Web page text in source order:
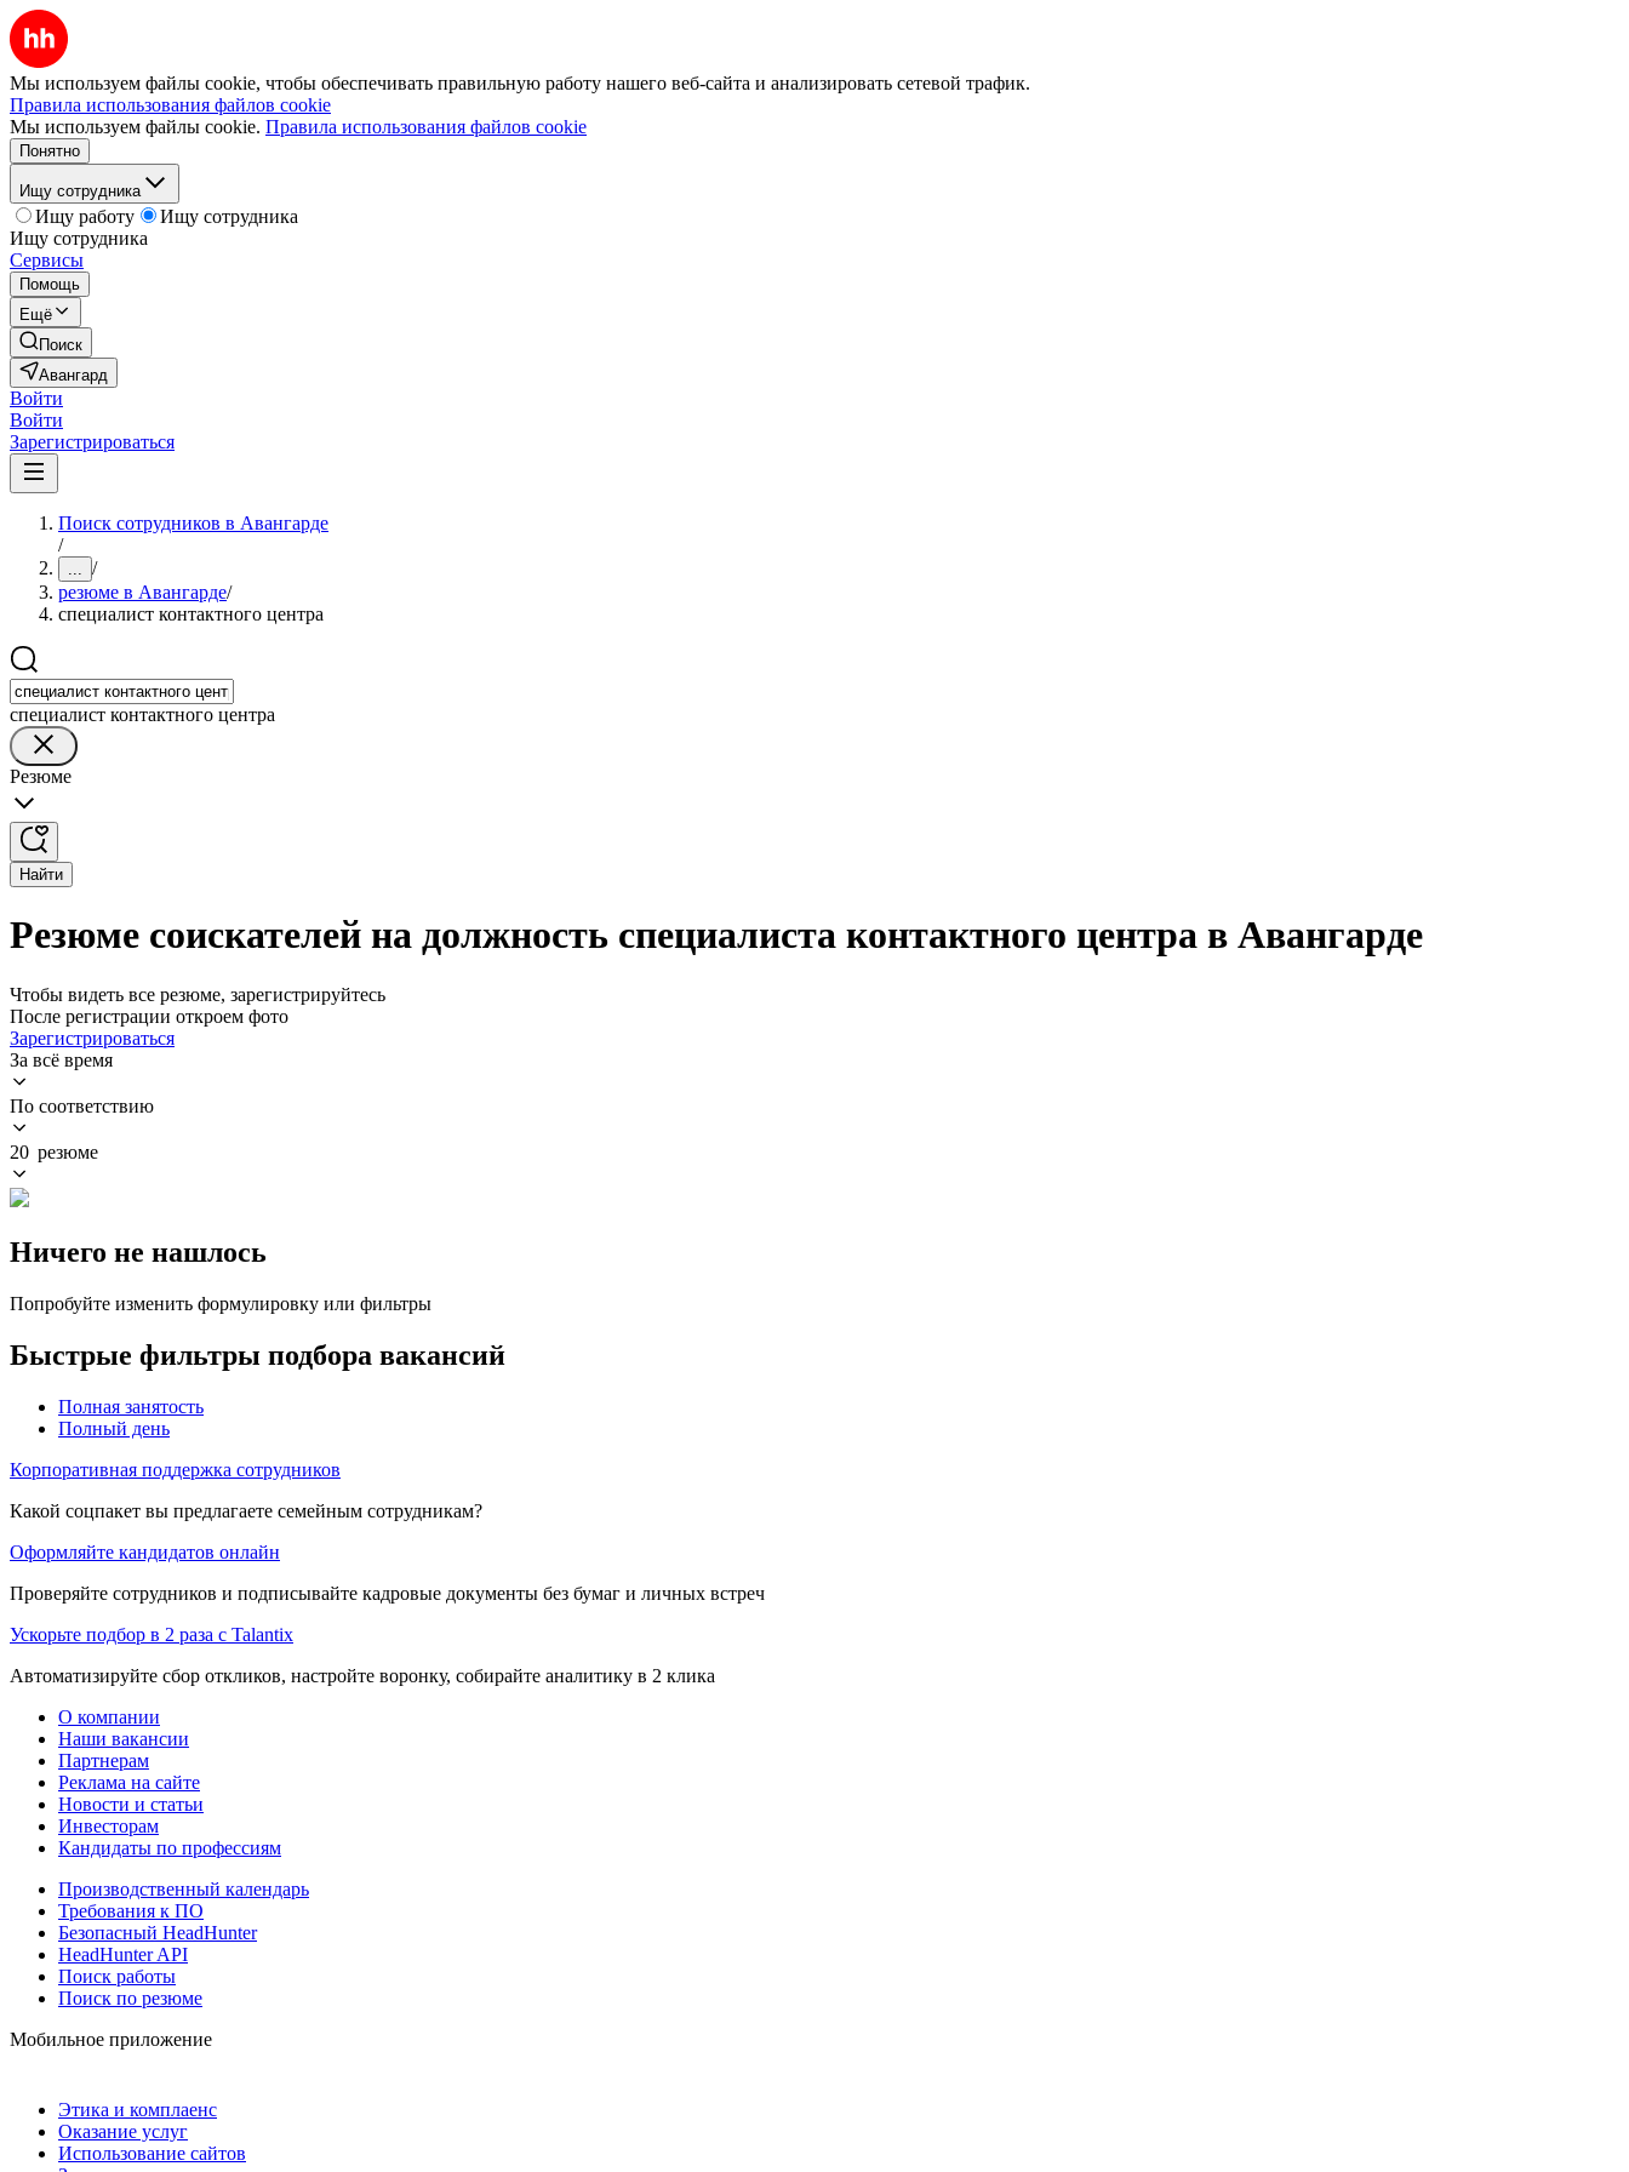
Мы используем файлы cookie, чтобы обеспечивать правильную работу нашего веб-сайта и анализировать сетевой трафик.
Правила использования файлов cookie
Мы используем файлы cookie. Правила использования файлов cookie
Понятно
Ищу сотрудника
Ищу работу
Ищу сотрудника
Ищу сотрудника
Сервисы
Помощь
Ещё
Поиск
Авангард
Войти
Войти
Зарегистрироваться
Поиск сотрудников в Авангарде
/
... /
резюме в Авангарде/
специалист контактного центра
специалист контактного центра
Резюме
Найти
Резюме соискателей на должность специалиста контактного центра в Авангарде
Чтобы видеть все резюме, зарегистрируйтесь
После регистрации откроем фото
Зарегистрироваться
За всё время
По соответствию
20 резюме
Ничего не нашлось
Попробуйте изменить формулировку или фильтры
Быстрые фильтры подбора вакансий
Полная занятость
Полный день
Корпоративная поддержка сотрудников
Какой соцпакет вы предлагаете семейным сотрудникам?
Оформляйте кандидатов онлайн
Проверяйте сотрудников и подписывайте кадровые документы без бумаг и личных встреч
Ускорьте подбор в 2 раза с Talantix
Автоматизируйте сбор откликов, настройте воронку, собирайте аналитику в 2 клика
О компании
Наши вакансии
Партнерам
Реклама на сайте
Новости и статьи
Инвесторам
Кандидаты по профессиям
Производственный календарь
Требования к ПО
Безопасный HeadHunter
HeadHunter API
Поиск работы
Поиск по резюме
Мобильное приложение
Этика и комплаенс
Оказание услуг
Использование сайтов